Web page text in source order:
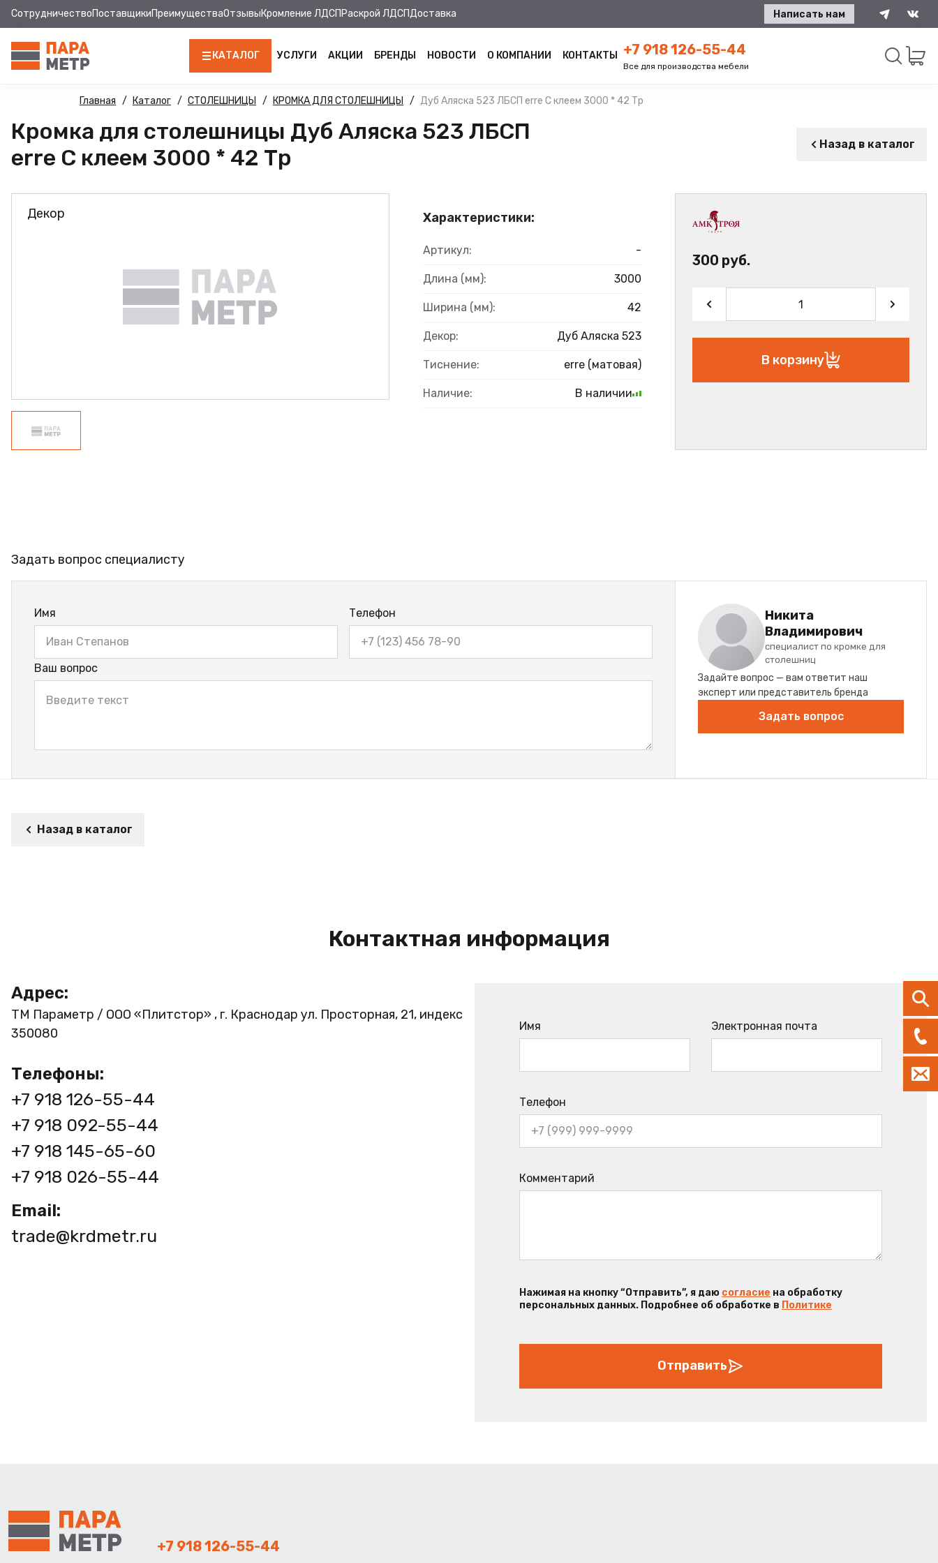
СотрудничествоПоставщикиПреимуществаОтзывыКромление ЛДСП Раскрой ЛДСПДоставка Написать нам
КАТАЛОГ
ЛДСП
КРОМКА
МДФ
МДФ ПАНЕЛИ
ФУРНИТУРА
ПРОФИЛЬ АЛЮМИНИЕВЫЙ
УСЛУГИ АКЦИИ БРЕНДЫ НОВОСТИ О КОМПАНИИ КОНТАКТЫ +7 918 126-55-44
Все для производства мебели
Главная Каталог СТОЛЕШНИЦЫ КРОМКА ДЛЯ СТОЛЕШНИЦЫ Дуб Аляска 523 ЛБСП erre С клеем 3000 * 42 Тр
Кромка для столешницы Дуб Аляска 523 ЛБСП
erre С клеем 3000 * 42 Тр
Назад в каталог
Декор Характеристики:
Артикул: -
Длина (мм): 3000
Ширина (мм): 42
Декор: Дуб Аляска 523
Тиснение: erre (матовая)
Наличие: В наличии
300 руб.
В корзину
Задать вопрос специалисту
Имя Телефон
Ваш вопрос
Никита
Владимирович
специалист по кромке для
столешниц
Задайте вопрос — вам ответит наш
эксперт или представитель бренда
Задать вопрос
Назад в каталог
Контактная информация
Адрес:
ТМ Параметр / ООО «Плитстор» , г. Краснодар ул. Просторная, 21, индекс
350080
Телефоны:
+7 918 126-55-44
+7 918 092-55-44
+7 918 145-65-60
+7 918 026-55-44
Email:
trade@krdmetr.ru
Имя Электронная почта
Телефон
Комментарий
Нажимая на кнопку “Отправить”, я даю согласие на обработку
персональных данных. Подробнее об обработке в Политике
Отправить
+7 918 126-55-44